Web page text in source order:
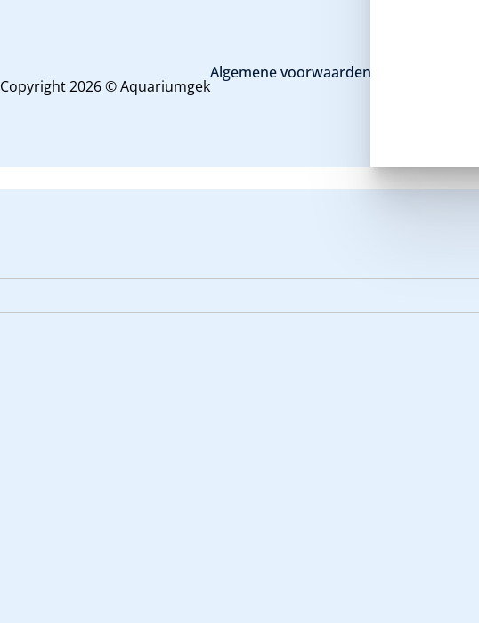
Copyright 2026 © Aquariumgek
Algemene voorwaarden en privacy beleid